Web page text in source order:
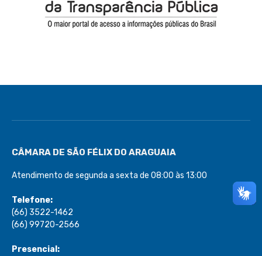
CÂMARA DE SÃO FÉLIX DO ARAGUAIA
Atendimento de segunda a sexta de 08:00 às 13:00
Telefone:
(66) 3522-1462
(66) 99720-2566
Presencial: